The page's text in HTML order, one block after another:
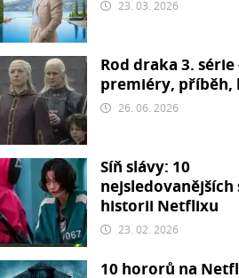
23. 03. 2026
Rod draka 3.
premiéry, příběh,
26. 06. 2026
Síň slávy: 10
nejsledovanějších
historii Netflixu
23. 02. 2026
10 hororů na